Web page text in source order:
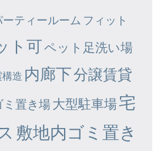
ーティールーム フィット
ト可ペット足洗い場
構造 内廊下分譲賃貸
ミ置き場大型駐車場宅
敷地内ゴミ置き